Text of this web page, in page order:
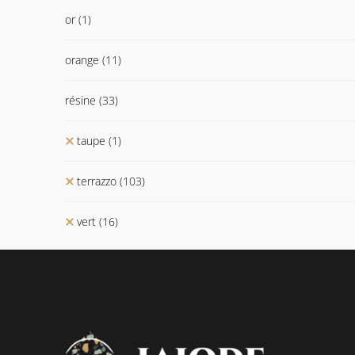
or(1)
orange (11)
résine (33)
taupe (1)
terrazzo (103)
vert (16)